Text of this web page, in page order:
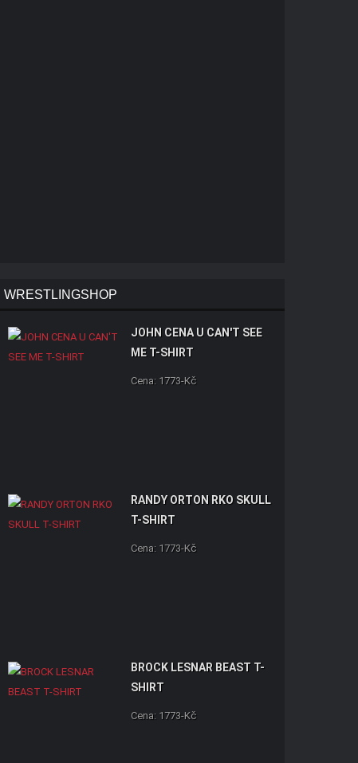
WRESTLINGSHOP
JOHN CENA U CAN'T SEE
ME T-SHIRT
Cena: 1773-Kč
RANDY ORTON RKO SKULL
T-SHIRT
Cena: 1773-Kč
BROCK LESNAR BEAST T-
SHIRT
Cena: 1773-Kč